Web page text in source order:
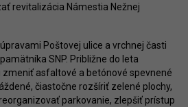
revitalizácia Námestia Nežnej
Poštovej ulice a vrchnej časti
SNP. Približne do leta
zmeniť asfaltové a betónové spevnené
čiastočne rozšíriť zelené plochy,
parkovanie, zlepšiť prístup